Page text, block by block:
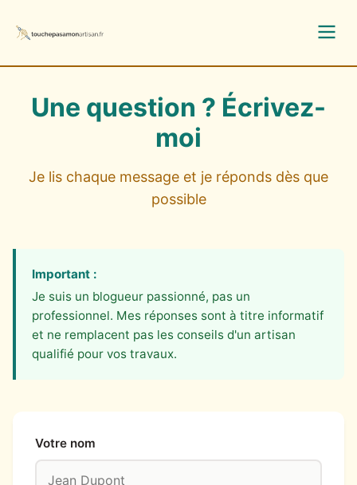
Une question ? Écrivez-
moi
Je lis chaque message et je réponds dès que
possible
Important :
Je suis un blogueur passionné, pas un
professionnel. Mes réponses sont à titre informatif
et ne remplacent pas les conseils d'un artisan
qualifié pour vos travaux.
Votre nom